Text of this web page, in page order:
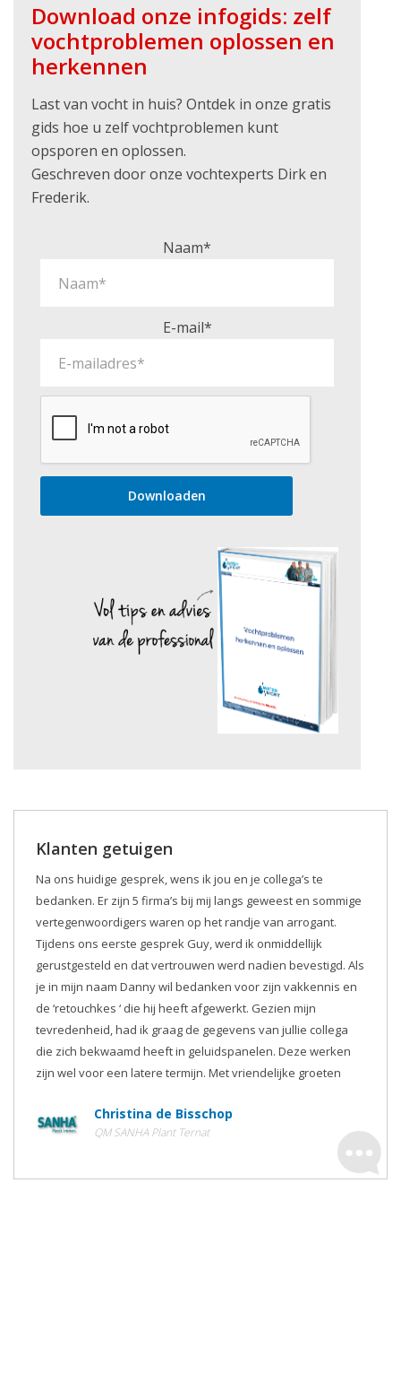
Download onze infogids: zelf
vochtproblemen oplossen en
herkennen
Last van vocht in huis? Ontdek in onze gratis
gids hoe u zelf vochtproblemen kunt
opsporen en oplossen.
Geschreven door onze vochtexperts Dirk en
Frederik.
Naam*
E-mail*
Klanten getuigen
Na ons huidige gesprek, wens ik jou en je collega’s te
bedanken. Er zijn 5 firma’s bij mij langs geweest en sommige
vertegenwoordigers waren op het randje van arrogant.
Tijdens ons eerste gesprek Guy, werd ik onmiddellijk
gerustgesteld en dat vertrouwen werd nadien bevestigd. Als
je in mijn naam Danny wil bedanken voor zijn vakkennis en
de ‘retouchkes ‘ die hij heeft afgewerkt. Gezien mijn
tevredenheid, had ik graag de gegevens van jullie collega
die zich bekwaamd heeft in geluidspanelen. Deze werken
zijn wel voor een latere termijn. Met vriendelijke groeten
Christina de Bisschop
QM SANHA Plant Ternat